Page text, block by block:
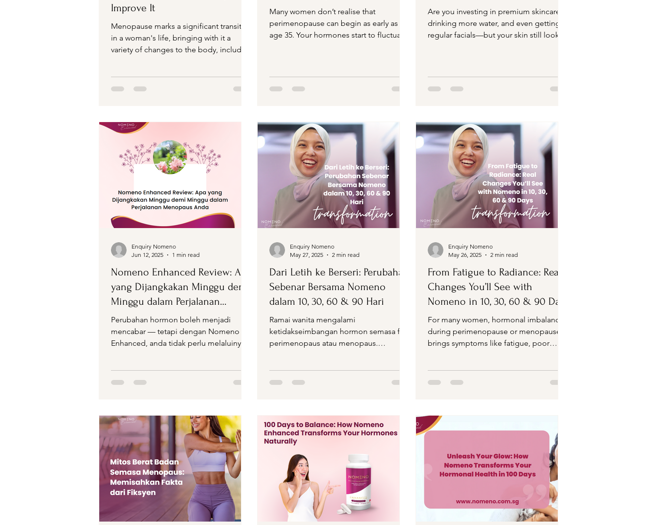
Improve It
Menopause marks a significant transition
in a woman's life, bringing with it a
variety of changes to the body, including
Many women don’t realise that
perimenopause can begin as early as
age 35. Your hormones start to fluctuate,
Are you investing in premium skincare,
drinking more water, and even getting
regular facials—but your skin still looks
Nomeno Enhanced Review: Apa
yang Dijangkakan Minggu demi
Minggu dalam Perjalanan
Menopause Anda
Perubahan hormon boleh menjadi
mencabar — tetapi dengan Nomeno
Enhanced, anda tidak perlu melaluinya
Enquiry Nomeno
Jun 12, 2025
1 min read
Dari Letih ke Berseri: Perubahan
Sebenar Bersama Nomeno
dalam 10, 30, 60 & 90 Hari
Ramai wanita mengalami
ketidakseimbangan hormon semasa fasa
perimenopaus atau menopaus.
Enquiry Nomeno
May 27, 2025
2 min read
From Fatigue to Radiance: Real
Changes You’ll See with
Nomeno in 10, 30, 60 & 90 Days
For many women, hormonal imbalance
during perimenopause or menopause
brings symptoms like fatigue, poor
Enquiry Nomeno
May 26, 2025
2 min read